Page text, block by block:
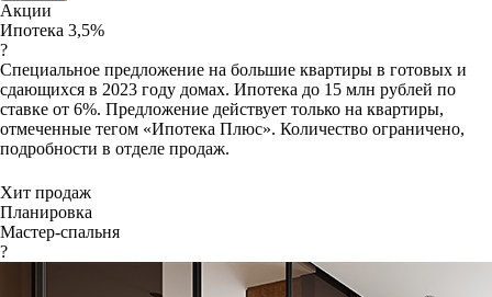
Акции
Ипотека 3,5%
?
Специальное предложение на большие квартиры в готовых и
сдающихся в 2023 году домах. Ипотека до 15 млн рублей по
ставке от 6%. Предложение действует только на квартиры,
отмеченные тегом «Ипотека Плюс». Количество ограничено,
подробности в отделе продаж.
Хит продаж
Планировка
Мастер-спальня
?